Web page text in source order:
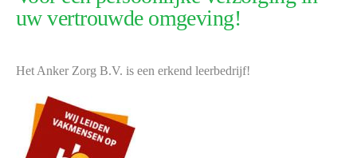
uw vertrouwde omgeving!
Het Anker Zorg B.V. is een erkend leerbedrijf!